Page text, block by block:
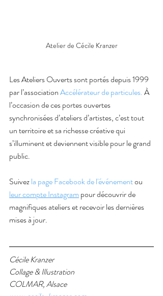
Atelier de Cécile Kranzer
Les Ateliers Ouverts sont portés depuis 1999
par l’association Accélérateur de particules. À
l’occasion de ces portes ouvertes
synchronisées d’ateliers d’artistes, c’est tout
un territoire et sa richesse créative qui
s’illuminent et deviennent visible pour le grand
public.
Suivez la page Facebook de l'événement ou
leur compte Instagram pour découvrir de
magnifiques ateliers et recevoir les dernières
mises à jour.
Cécile Kranzer
Collage & Illustration
COLMAR, Alsace